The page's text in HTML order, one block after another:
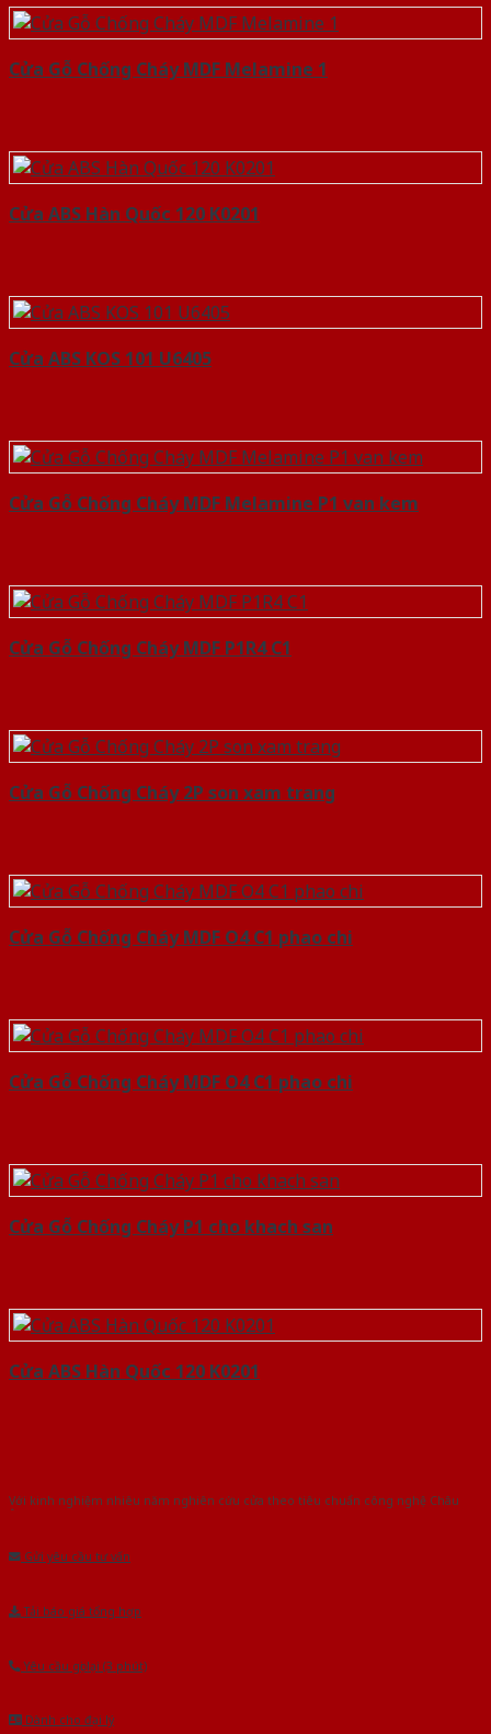
Cửa Gỗ Chống Cháy MDF Melamine 1
Cửa ABS Hàn Quốc 120 K0201
Cửa ABS KOS 101 U6405
Cửa Gỗ Chống Cháy MDF Melamine P1 van kem
Cửa Gỗ Chống Cháy MDF P1R4 C1
Cửa Gỗ Chống Cháy 2P son xam trang
Cửa Gỗ Chống Cháy MDF O4 C1 phao chi
Cửa Gỗ Chống Cháy MDF O4 C1 phao chi
Cửa Gỗ Chống Cháy P1 cho khach san
Cửa ABS Hàn Quốc 120 K0201
Với kinh nghiệm nhiêu năm nghiên cứu cửa theo tiêu chuẩn công nghệ Châu
Gửi yêu cầu tư vấn
Tải báo giá tổng hợp
Yêu cầu gọi lại (3 phút)
Dành cho đại lý